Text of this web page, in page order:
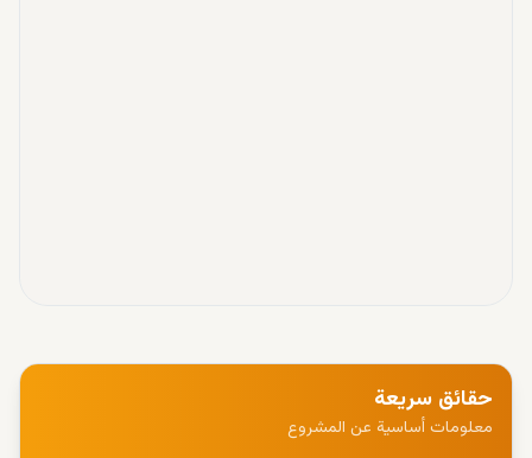
حقائق سريعة
معلومات أساسية عن المشروع